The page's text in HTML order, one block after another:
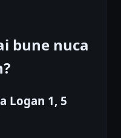
bune nuca
Logan 1, 5